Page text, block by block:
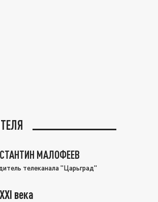
МАЛОФЕЕВ
телеканала "Царьград"
века